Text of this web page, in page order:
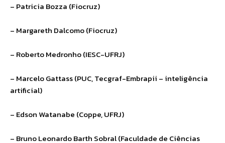
– Patricia Bozza (Fiocruz)
– Margareth Dalcomo (Fiocruz)
– Roberto Medronho (IESC-UFRJ)
– Marcelo Gattass (PUC, Tecgraf-Embrapii – inteligência
artificial)
– Edson Watanabe (Coppe, UFRJ)
– Bruno Leonardo Barth Sobral (Faculdade de Ciências